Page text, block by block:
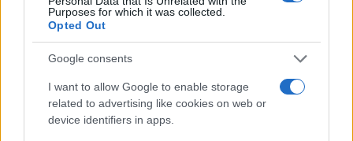
Purposes for which it was collected.
Opted Out
Google consents
I want to allow Google to enable storage
related to advertising like cookies on web or
device identifiers in apps.
costruire una città su Marte ; Bezos
immagina stazioni galleggianti di città e spiagge
tenute in posizione dalla gravità artificiale. Ma
che riportano l’umanità sulla luna.